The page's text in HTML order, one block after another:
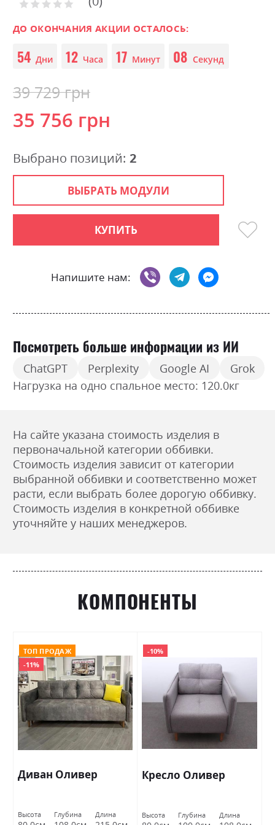
of
images
gallery
Рейтинг:
ДО ОКОНЧАНИЯ АКЦИИ ОСТАЛОСЬ:
54 Дни 12 Часа 17 Минут 08 Секунд
35 756 грн
39 729 грн
ВЫБРАТЬ МОДУЛИ
КУПИТЬ
Напишите нам:
Выбрано позиций: 2
Посмотреть больше информации из ИИ
ChatGPT Perplexity Google AI
Grok
Нагрузка на одно спальное место: 120.0кг
На сайте указана стоимость изделия в
первоначальной категории оббивки.
Стоимость изделия зависит от категории
выбранной оббивки и соответственно может
расти, если выбрать более дорогую оббивку.
Стоимость изделия в конкретной оббивке
уточняйте у наших менеджеров.
КОМПОНЕНТЫ
ТОП ПРОДАЖ
-11%
Диван Оливер
Высота Глубина Длина
-10%
Кресло Оливер
Высота Глубина Длина